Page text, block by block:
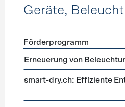
Geräte,
Förderprogramme Geräte,
Förderprogramm
Erneuerung von
smart-dry.ch: Effiziente